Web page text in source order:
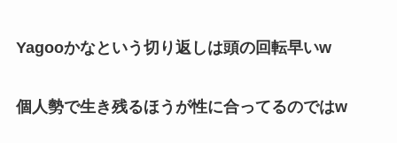
Yagooかなという切り返しは頭の回転早いw
個人勢で生き残るほうが性に合ってるのではw